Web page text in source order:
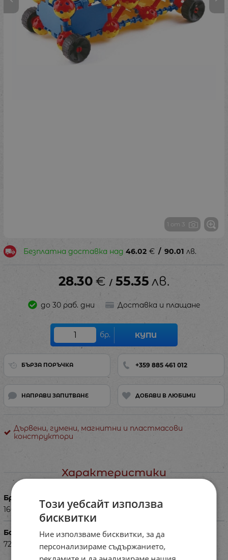
1 от 3
Безплатна доставка над 46.02 € / 90.01 лв.
28.30 € / 55.35 лв.
до 30 раб. дни Доставка и плащане
бр. КУПИ
БЪРЗА ПОРЪЧКА +359 885 461 012
НАПРАВИ ЗАПИТВАНЕ ДОБАВИ В ЛЮБИМИ
Дървени, гумени, магнитни и пластмасови
конструктори
Характеристики
Брой части
160 части + книжка с модели
Баркод (ISBN, UPC, др.)
725041131200
Този уебсайт използва
бисквитки
Ние използваме бисквитки, за да
персонализираме съдържанието,